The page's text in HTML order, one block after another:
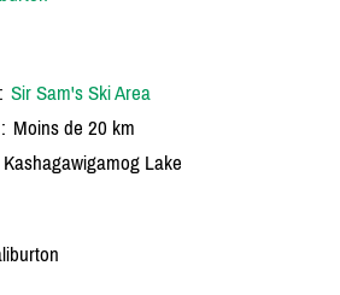
Sir Sam's Ski Area
Moins de 20 km
Kashagawigamog Lake